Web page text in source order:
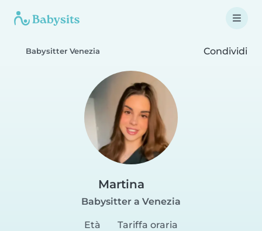
Babysitter Venezia Condividi
Martina
Babysitter a Venezia
Età
Tariffa oraria